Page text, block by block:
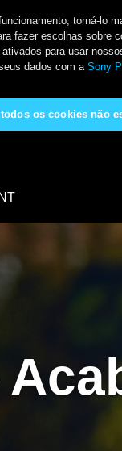
torná-
fazer escolhas sobre
para usar
dados com a Sony
todos os cookies não